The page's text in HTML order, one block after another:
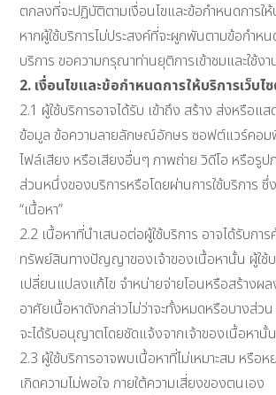
ตกลงที่จะปฏิบัติตามเงื่อนไขและข้อกำหนดการใ
หากผู้ใช้บริการไม่ประสงค์ที่จะผูกพันตามข้อกำหน
บริการ ขอความกรุณาท่านยุติการเข้าชมและใช้ง
2. เงื่อนไขและข้อกำหนดการให้บริการเว็บไ
2.1 ผู้ใช้บริการอาจได้รับ เข้าถึง สร้าง ส่งหรือแ
ข้อมูล ข้อความลายลักษณ์อักษร ซอฟต์แวร์คอม
ไฟล์เสียง หรือเสียงอื่นๆ ภาพถ่าย วิดีโอ หรือรูป
ส่วนหนึ่งของบริการหรือโดยผ่านการใช้บริการ ซึ่
“เนื้อหา”
2.2 เนื้อหาที่นำเสนอต่อผู้ใช้บริการ อาจได้รับกา
ทรัพย์สินทางปัญญาของเจ้าของเนื้อหานั้น ผู้ใช้
เปลี่ยนแปลงแก้ไข จำหน่ายจ่ายโอนหรือสร้างผ
อาศัยเนื้อหาดังกล่าวไม่ว่าจะทั้งหมดหรือบางส่ว
จะได้รับอนุญาตโดยชัดแจ้งจากเจ้าของเนื้อหานั้น
2.3 ผู้ใช้บริการอาจพบเนื้อหาที่ไม่เหมาะสม หรือ
เกิดความไม่พอใจ ภายใต้ความเสี่ยงของตนเอง